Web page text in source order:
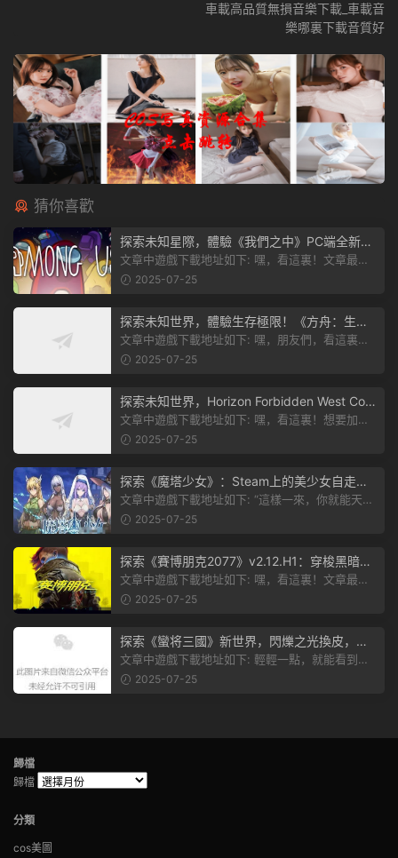
車載高品質無損音樂下載_車載音
樂哪裏下載音質好
猜你喜歡
探索未知星際，體驗《我們之中》PC端全新版
本
文章中遊戲下載地址如下: 嘿，看這裏！文章最後
有個圖片，點一下就能加入我們遊...
2025-07-25
探索未知世界，體驗生存極限！《方舟：生存
飛升》v38.9中文版全新升級！
文章中遊戲下載地址如下: 嘿，朋友們，看這裏！
《方舟：生存飛升》這個遊戲超火...
2025-07-25
探索未知世界，Horizon Forbidden West Com
plete Edition正式發布！
文章中遊戲下載地址如下: 嘿，看這裏！想要加入
遊戲資源分享群，就點文章最後那...
2025-07-25
探索《魔塔少女》：Steam上的美少女自走
棋，戰鬥與策略的雙重盛宴！
文章中遊戲下載地址如下: “這樣一來，你就能天天
2025-07-25
探索《賽博朋克2077》v2.12.H1：穿梭黑暗都
市，感受未來世界的震撼
文章中遊戲下載地址如下: 嘿，看這裏！文章最後
有個圖片，點一下就能加入我們的...
2025-07-25
探索《蠻将三國》新世界，閃爍之光換皮，共
赴手遊盛宴！
文章中遊戲下載地址如下: 輕輕一點，就能看到原
文。 滑動一下屏幕，就能看到...
2025-07-25
歸檔
歸檔
分類
cos美圖